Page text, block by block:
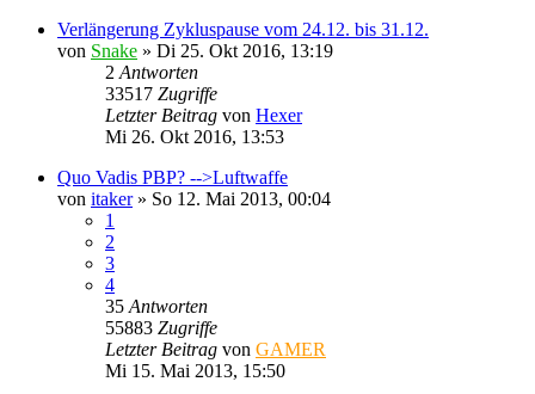
Verlängerung Zykluspause vom 24.12. bis 31.12.
von Snake » Di 25. Okt 2016, 13:19
2 Antworten
33517 Zugriffe
Letzter Beitrag von Hexer
Mi 26. Okt 2016, 13:53
Quo Vadis PBP? -->Luftwaffe
von itaker» So 12. Mai 2013, 00:04
1
2
3
4
35 Antworten
55883 Zugriffe
Letzter Beitrag von GAMER
Mi 15. Mai 2013, 15:50